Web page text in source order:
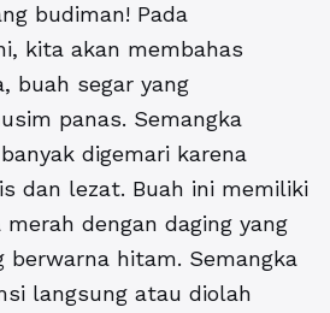
budiman! Pada
kita akan membahas
buah segar yang
panas. Semangka
digemari karena
dan lezat. Buah ini memiliki
dengan daging yang
berwarna hitam. Semangka
langsung atau diolah